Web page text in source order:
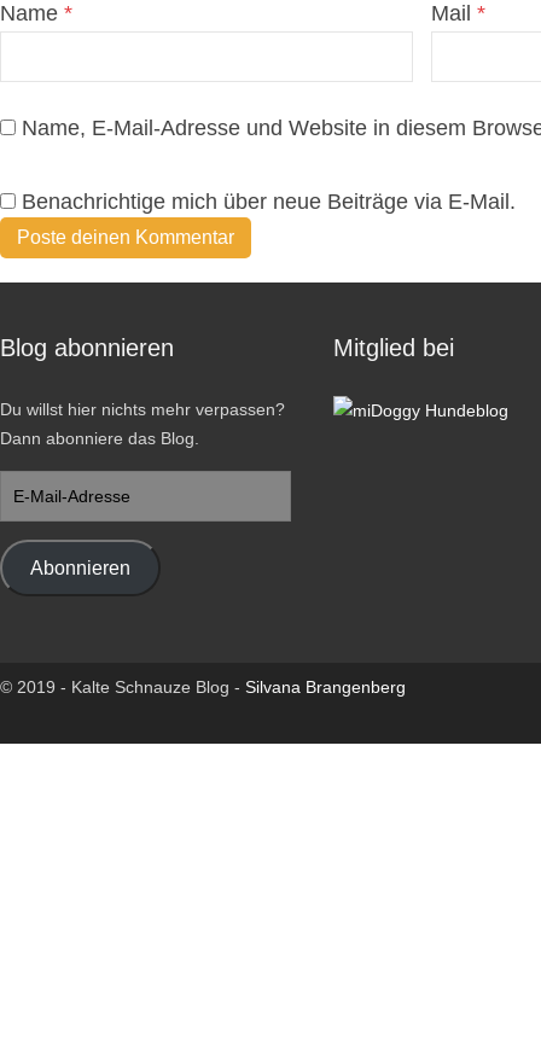
Name * Mail *
Name, E-Mail-Adresse und Website in diesem
Benachrichtige mich über neue Beiträge via E-Mail.
Blog abonnieren
Du willst hier nichts mehr verpassen?
Dann abonniere das Blog.
Adresse
Abonnieren
Mitglied bei
© 2019 - Kalte Schnauze Blog - Silvana Brangenberg